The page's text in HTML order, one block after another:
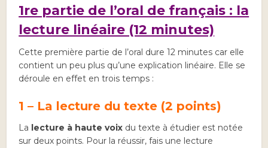
1re partie de l’oral de français : la
lecture linéaire (12 minutes)
Cette première partie de l’oral dure 12 minutes car elle
contient un peu plus qu’une explication linéaire. Elle se
déroule en effet en trois temps :
1 – La lecture du texte (2 points)
La lecture à haute voix du texte à étudier est notée
sur deux points. Pour la réussir, fais une lecture